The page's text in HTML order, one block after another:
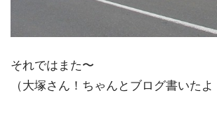
それではまた〜
（大塚さん！ちゃんとブログ書いたよ